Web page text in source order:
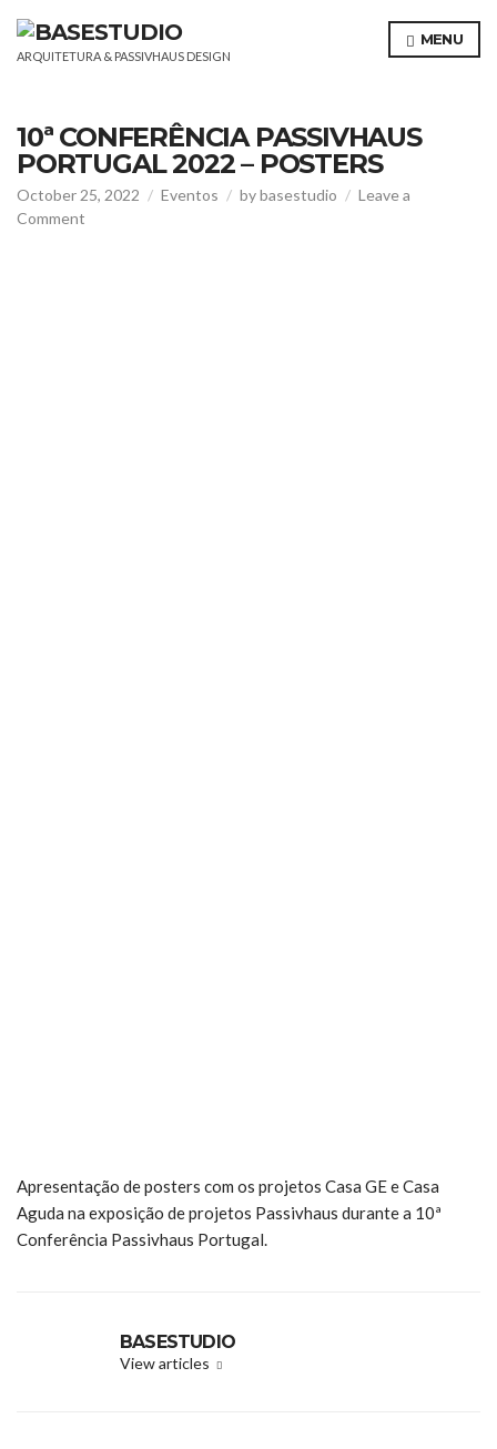
ARQUITETURA & PASSIVHAUS DESIGN
MENU
10ª CONFERÊNCIA PASSIVHAUS
PORTUGAL 2022 – POSTERS
October 25, 2022 Eventos bybasestudio
Leave a
Comment
Apresentação de posters com os projetos Casa GEeCasa
Aguda na exposição de projetos Passivhaus durante a 10ª
Conferência Passivhaus Portugal.
BASESTUDIO
View articles